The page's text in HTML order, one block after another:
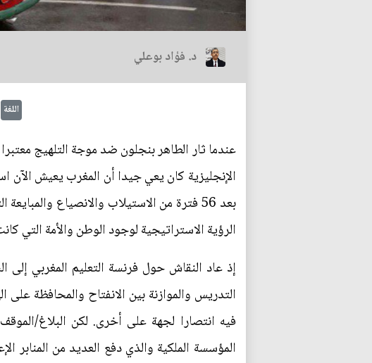
د. فؤاد بوعلي
اللغة
عندما ثار الطاهر بنجلون ضد موجة التلهيج
الإنجليزية كان يعي جيدا أن المغرب يعيش الآن
بعد 56 فترة من الاستيلاب والانصياع
الرؤية الاستراتيجية لوجود الوطن والأمة التي
إذ عاد النقاش حول فرنسة التعليم المغربي
التدريس والموازنة بين الانفتاح والمحافظة
فيه انتصارا لجهة على أخرى. لكن البلاغ/
المؤسسة الملكية والذي دفع العديد من المنابر